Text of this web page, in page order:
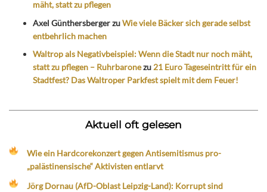
mäht, statt zu pflegen
Axel GünthersbergerzuWie viele Bäcker sich gerade selbst
entbehrlich machen
Waltrop als Negativbeispiel: Wenn die Stadt nur noch mäht,
statt zu pflegen – Ruhrbaronezu 21 Euro Tageseintritt für ein
Stadtfest? Das Waltroper Parkfest spielt mit dem Feuer!
Aktuell oft gelesen
Wie ein Hardcorekonzert gegen Antisemitismus pro-
„palästinensische“ Aktivisten entlarvt
Jörg Dornau (AfD-Oblast Leipzig-Land): Korrupt sind